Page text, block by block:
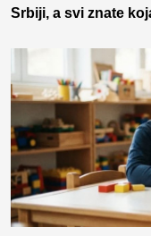
Srbiji, a svi znate